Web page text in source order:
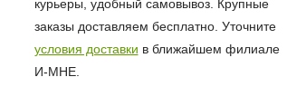
курьеры, удобный самовывоз. Крупные
заказы доставляем бесплатно. Уточните
условия доставки в ближайшем филиале
И-МНЕ.